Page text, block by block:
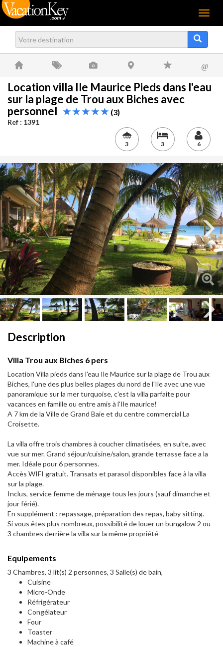
Menu
@
Location villa Ile Maurice Pieds dans l'eau
sur la plage de Trou aux Biches avec
personnel
(3)
Ref : 1391
3 3 6
Next
Description
Villa Trou aux Biches 6 pers
Location Villa pieds dans l'eau Ile Maurice sur la plage de Trou aux
Biches, l'une des plus belles plages du nord de l'Ile avec une vue
panoramique sur la mer turquoise, c'est la villa parfaite pour
vacances en famille ou entre amis à l'Ile maurice!
A 7 km de la Ville de Grand Baie et du centre commercial La
Croisette.
La villa offre trois chambres à coucher climatisées, en suite, avec
vue sur mer. Grand séjour/cuisine/salon, grande terrasse face a la
mer. Idéale pour 6 personnes.
Accès WIFI gratuit. Transats et parasol disponibles face à la villa
sur la plage.
Inclus, service femme de ménage tous les jours (sauf dimanche et
jour férié).
En supplément : repassage, préparation des repas, baby sitting.
Si vous êtes plus nombreux, possibilité de louer un bungalow 2 ou
3 chambres derrière la villa sur la même propriété
Equipements
3 Chambres, 3 lit(s) 2 personnes, 3 Salle(s) de bain,
Cuisine
Micro-Onde
Réfrigérateur
Congélateur
Four
Toaster
Machine à café